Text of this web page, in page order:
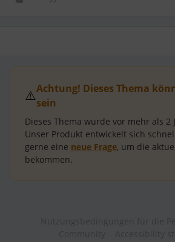
⚠️Achtung! Dieses Thema
sein
Dieses Thema wurde vor mehr als 2
Unser Produkt entwickelt sich
gerne eine neue Frage, um die
bekommen.